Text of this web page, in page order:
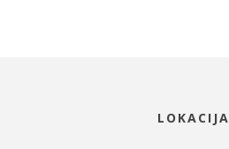
LOKACIJA